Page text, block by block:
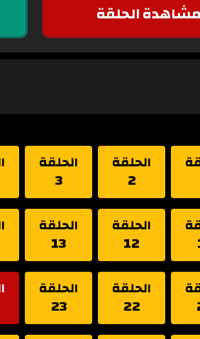
مشاهدة الحلقة
الحلقة
2
الحلقة
3
الحلقة
12
الحلقة
13
الحلقة
22
الحلقة
23